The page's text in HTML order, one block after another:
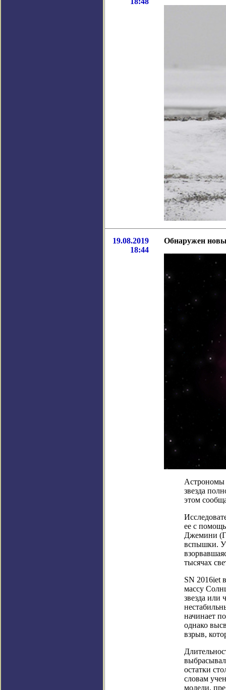
19.08.2019
18:44
Обнаружен
Астрономы
звезда
этом
ее с
Джемини
вспышки.
тысячах
SN 2016iet
массу
звезда или
начинает
однако
взрыв,
остатки
словам
модели,